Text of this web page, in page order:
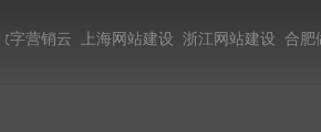
上海网站建设 浙江网站建设 合肥做网站 网